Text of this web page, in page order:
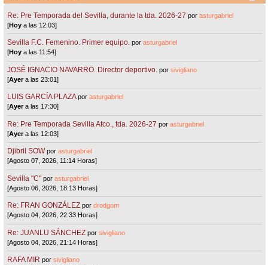
Re: Pre Temporada del Sevilla, durante la tda. 2026-27 porasturgabriel
[Hoy a las 12:03]
Sevilla F.C. Femenino. Primer equipo. porasturgabriel
[Hoy a las 11:54]
JOSÉ IGNACIO NAVARRO. Director deportivo. porsivigliano
[Ayera las 23:01]
LUIS GARCÍA PLAZA porasturgabriel
[Ayera las 17:30]
Re: Pre Temporada Sevilla Atco., tda. 2026-27 porasturgabriel
[Ayera las 12:03]
Djibril SOW porasturgabriel
[Agosto 07, 2026, 11:14 Horas]
Sevilla "C"porasturgabriel
[Agosto 06, 2026, 18:13 Horas]
Re: FRAN GONZÁLEZ pordrodgom
[Agosto 04, 2026, 22:33 Horas]
Re: JUANLU SÁNCHEZ porsivigliano
[Agosto 04, 2026, 21:14 Horas]
RAFA MIR porsivigliano